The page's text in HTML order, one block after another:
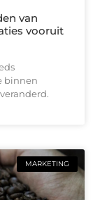
van
vooruit
binnen
MARKETING